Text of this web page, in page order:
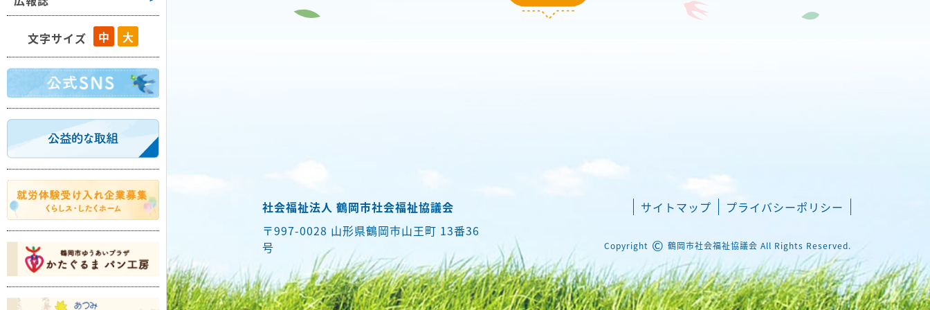
引
日
海
文字サイズ 中 大
社会福祉法人 鶴岡市社会福祉協議会
〒997-0028 山形県鶴岡市山王町 13番36
号
サイトマップ プライバシーポリシー
Copyright © 鶴岡市社会福祉協議会 All Rights Reserved.